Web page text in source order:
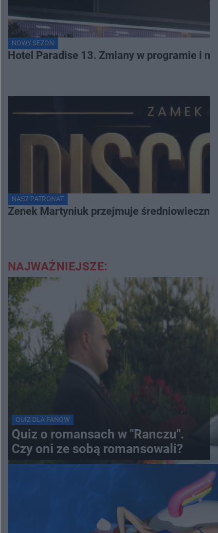
NOWY SEZON
Hotel Paradise 13. Zmiany w programie i
NASZ PATRONAT
Zenek Martyniuk przejmuje
NAJWAŻNIEJSZE:
QUIZ DLA FANÓW
Quiz o romansach w "Ranczu".
Czy oni ze sobą romansowali?